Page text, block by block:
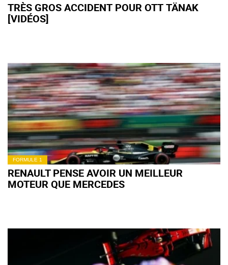
TRÈS GROS ACCIDENT POUR OTT TÄNAK
[VIDÉOS]
FORMULE 1
RENAULT PENSE AVOIR UN MEILLEUR
MOTEUR QUE MERCEDES